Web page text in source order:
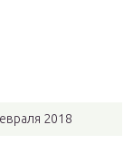
2018